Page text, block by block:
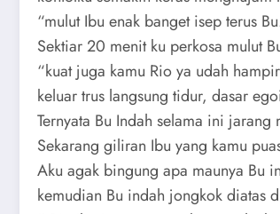
“mulut Ibu enak banget isep terus
Sektiar 20 menit ku perkosa mulut
“kuat juga kamu Rio ya udah
keluar trus langsung tidur, dasar
Ternyata Bu Indah selama ini
Sekarang giliran Ibu yang kamu
Aku agak bingung apa maunya Bu
kemudian Bu indah jongkok diatas